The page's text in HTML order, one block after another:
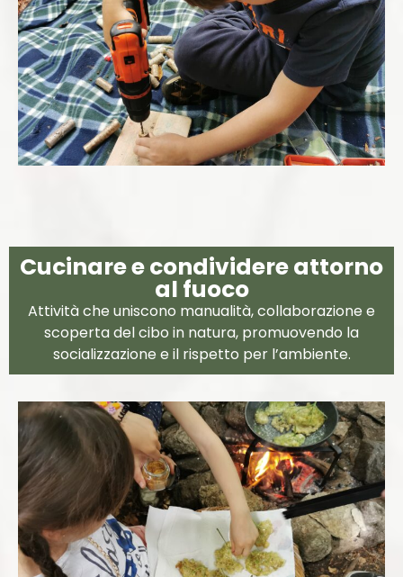
Cucinare e condividere attorno
al fuoco
Attività che uniscono manualità, collaborazione e
scoperta del cibo in natura, promuovendo la
socializzazione e il rispetto per l’ambiente.